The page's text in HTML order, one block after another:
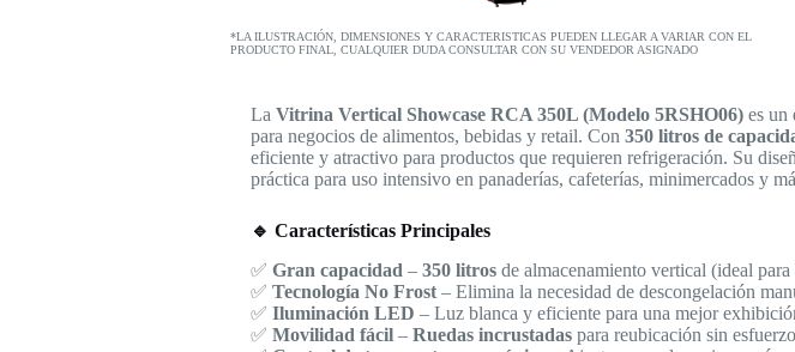
*LA ILUSTRACIÓN, DIMENSIONES Y CARACTERISTICAS PUEDEN LLEGAR A VARIAR CON EL
PRODUCTO FINAL, CUALQUIER DUDA CONSULTAR CON SU VENDEDOR ASIGNADO
La Vitrina Vertical Showcase RCA 350L (Modelo 5RSHO06)es un
para negocios de alimentos, bebidas y retail. Con 350 litros de
eficiente y atractivo para productos que requieren refrigeración. Su
práctica para uso intensivo en panaderías, cafeterías, minimercados y
🔹 Características Principales
✅ Gran capacidad – 350 litrosde almacenamiento vertical (ideal para
✅ Tecnología No Frost– Elimina la necesidad de descongelación
✅ Iluminación LED – Luz blanca y eficiente para una mejor
✅ Movilidad fácil– Ruedas incrustadaspara reubicación sin